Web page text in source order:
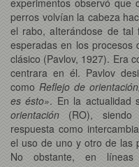
perros volvían la cabeza
el rabo, aIterándose de tal
esperadas en los procesos
clásico (Pavlov, 1927). Era
centrara en él. Pavlov
como Reflejo de
es ésto». En la actualidad
orientación (RO), siendo
respuesta como
el uso de uno y otro de las
No obstante, en líneas